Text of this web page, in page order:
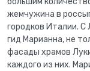
жемчужина в
городков Италии. С
гид Марианна, не
фасады храмов
каждого из них.